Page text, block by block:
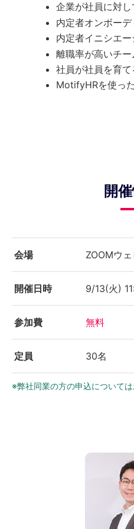
企業が社員に対
内定者オンボー
内定者イニシエ
離職率が高いチ
社員が社員を育て
MotifyHRを使っ
開
会場 ZOOMウ
開催日時 9/13(火)
参加費 無料
定員 30名
※弊社同業の方の申込について